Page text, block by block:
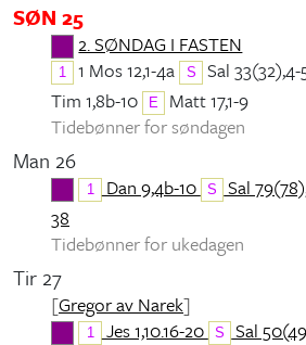
SØN 25
2. SØNDAG I FASTEN
1 1 Mos 12,1-4a S Sal 33(32),4-
Tim 1,8b-10
E
Matt 17,1-9
Tidebønner for søndagen
Man 26
1 Dan 9,4b-10 S Sal
38
Tidebønner for ukedagen
Tir 27
[Gregor av Narek]
1 Jes 1,10.16-20 S Sal